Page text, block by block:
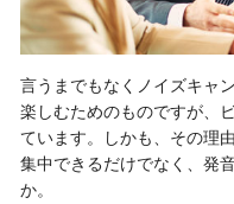
言うまでもなくノイズキャ
楽しむためのものですが、
ています。しかも、その理
集中できるだけでなく、発
か。